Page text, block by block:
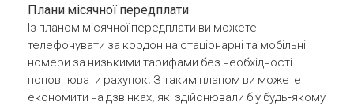
Плани місячної передплати
Із планом місячної передплати ви можете
телефонувати за кордон на стаціонарні та мобільні
номери за низькими тарифами без необхідності
поповнювати рахунок. З таким планом ви можете
економити на дзвінках, які здійснювали б у будь-якому